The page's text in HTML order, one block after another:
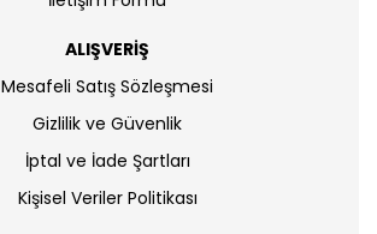
ALIŞVERİŞ
Mesafeli Satış Sözleşmesi
Gizlilik ve Güvenlik
İptal ve İade Şartları
Kişisel Veriler Politikası